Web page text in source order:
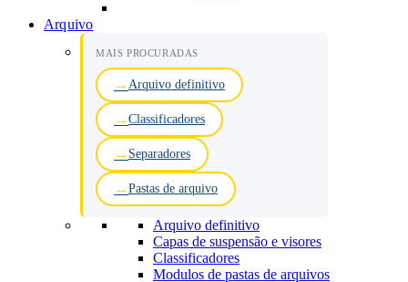
Arquivo
MAIS PROCURADAS
Arquivo definitivo
Classificadores
Separadores
Pastas de arquivo
Arquivo definitivo
Capas de suspensão e visores
Classificadores
Modulos de pastas de arquivos